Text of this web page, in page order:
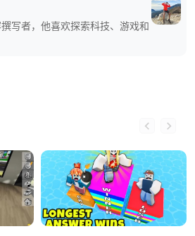
写者，他喜欢探索科技、游戏和